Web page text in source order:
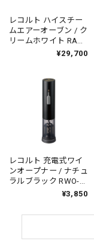
レコルト ハイスチー
ムエアーオーブン / ク
リームホワイト RAO-
¥29,700
レコルト 充電式ワイ
ンオープナー / ナチュ
ラルブラック RWO-
¥3,850